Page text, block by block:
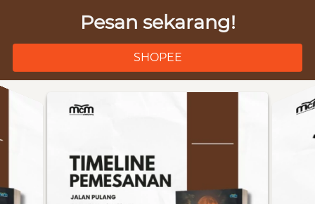
Pesan sekarang!
`
SHOPEE